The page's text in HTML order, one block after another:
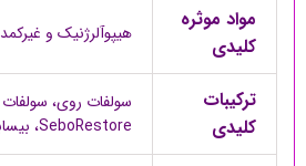
مواد موثره
کلیدی
هیپوآلرژنیک و
ترکیبات
کلیدی
سولفات روی،
SeboRestore، بیسابولول